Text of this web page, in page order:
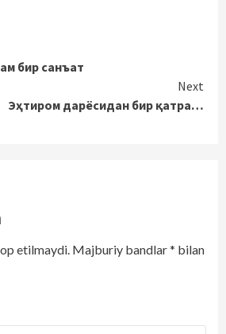
бир санъат
Next
Эҳтиром дарёсидан бир қатра…
etilmaydi. Majburiy bandlar* bilan